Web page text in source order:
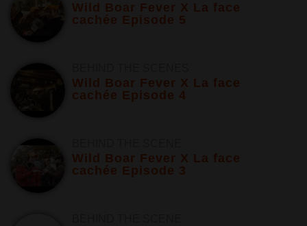
Wild Boar Fever X La face
cachée Episode 5
Wild Boar Fever X La face
cachée Episode 4
Wild Boar Fever X La face
cachée Episode 3